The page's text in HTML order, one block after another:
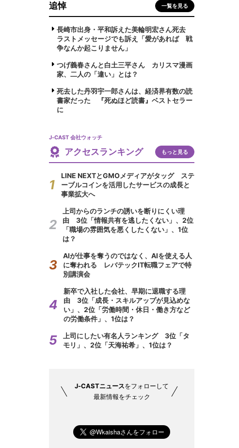
追悼 一覧を見る
長崎市出身・平和訴えた美輪明宏さん死去
ラストメッセージでも訴え「愛があれば 戦
争なんか起こりません」
つげ義春さんと白土三平さん カリスマ漫画
家、二人の「違い」とは？
死去した丹羽宇一郎さんは、経済界有数の読
書家だった 『死ぬほど読書』ベストセラー
に
J-CAST 会社ウォッチ
アクセスランキング もっと見る
LINE NEXTとGMOメディアがタッグ ステ
ーブルコインを活用したサービスの成長と
事業拡大へ
上司からのランチの誘いを断りにくい理
由 3位「情報共有を逃したくない」、2位
「職場の雰囲気を悪くしたくない」、1位
は？
AIが仕事を奪うのではなく、AIを使える人
に奪われる レバテックIT転職フェアで特
別講演会
新卒で入社した会社、早期に退職する理
由 3位「成長・スキルアップが見込めな
い」、2位「労働時間・休日・働き方など
の労働条件」、1位は？
上司にしたい有名人ランキング 3位「タ
モリ」、2位「天海祐希」、1位は？
J-CASTニュースをフォローして
最新情報をチェック